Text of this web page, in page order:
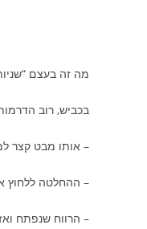
מה זה בעצם
בכביש, רוב
– אותו מבט קצר
– ההחלטה ללחוץ
– הרווח שנפתח